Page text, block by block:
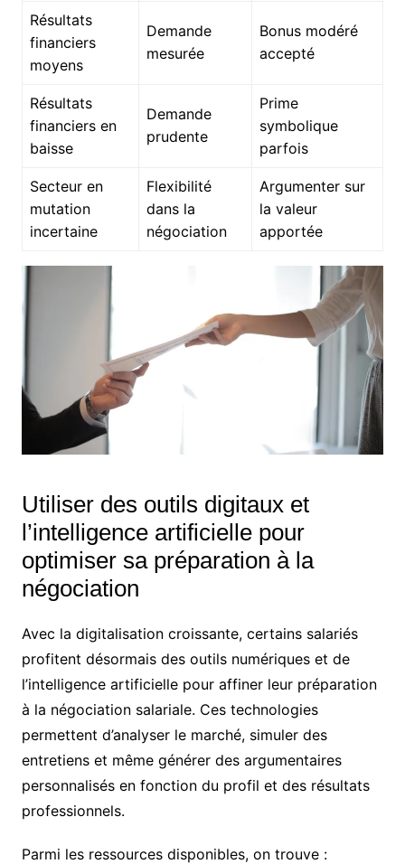
Résultats
financiers
moyens
Demande
mesurée
Bonus modéré
accepté
Résultats
financiers en
baisse
Demande
prudente
Prime
symbolique
parfois
Secteur en
mutation
incertaine
Flexibilité
dans la
négociation
Argumenter sur
la valeur
apportée
Utiliser des outils digitaux et
l’intelligence artificielle pour
optimiser sa préparation à la
négociation
Avec la digitalisation croissante, certains salariés
profitent désormais des outils numériques et de
l’intelligence artificielle pour affiner leur préparation
à la négociation salariale. Ces technologies
permettent d’analyser le marché, simuler des
entretiens et même générer des argumentaires
personnalisés en fonction du profil et des résultats
professionnels.
Parmi les ressources disponibles, on trouve :